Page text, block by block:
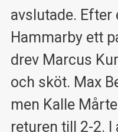
avslutade. Efter
Hammarby ett
drev Marcus
och sköt. Max
men Kalle
returen till 2-2.